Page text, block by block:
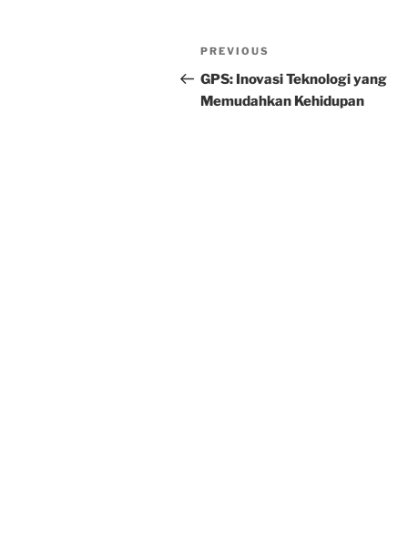
Post
navigation
Previous
Post
PREVIOUS
GPS: Inovasi Teknologi yang
Memudahkan Kehidupan